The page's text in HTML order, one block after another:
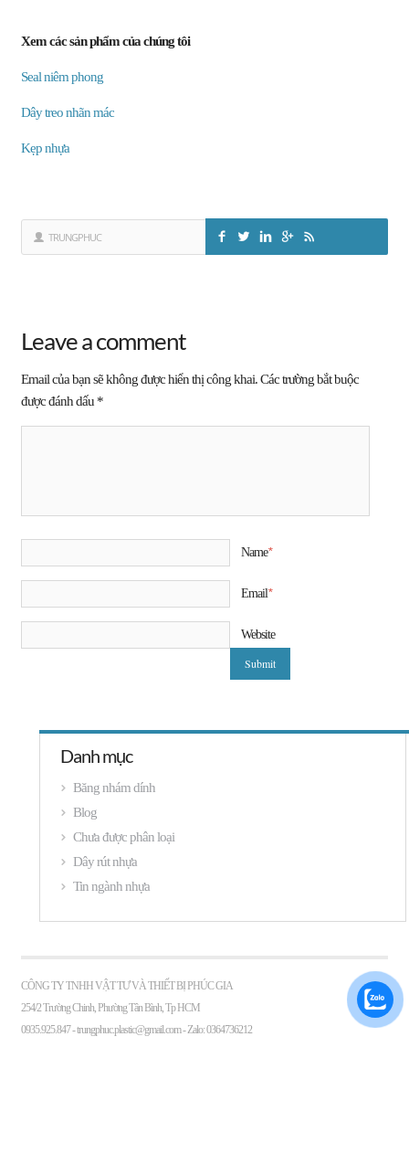
Xem các sản phẩm của chúng tôi
Seal niêm phong
Dây treo nhãn mác
Kẹp nhựa
TRUNGPHUC
Leave a comment
Email của bạn sẽ không được hiển thị công khai.Các trường bắt buộc
được đánh dấu *
Name*
Email*
Website
Danh mục
Băng nhám dính
Blog
Chưa được phân loại
Dây rút nhựa
Tin ngành nhựa
CÔNG TY TNHH VẬT TƯ VÀ THIẾT BỊ PHÚC GIA
254/2 Trường Chinh, Phường Tân Bình, Tp HCM
0935.925.847 -trungphuc.plastic@gmail.com- Zalo: 0364736212